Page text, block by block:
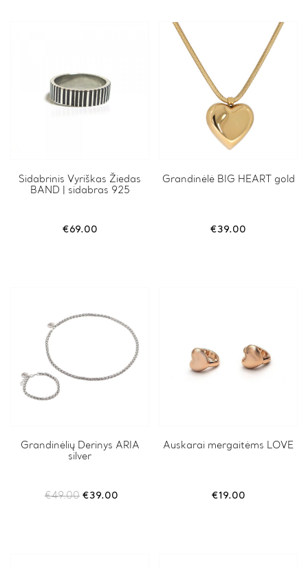
Sidabrinis Vyriškas Žiedas
BAND | sidabras 925
€69.00
Grandinėlė BIG HEART gold
€39.00
Grandinėlių Derinys ARIA
silver
€49.00 Original
€39.00
Auskarai mergaitėms LOVE
€19.00